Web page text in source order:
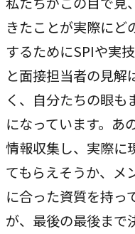
きたことが実際にど
するためにSPIや実
と面接担当者の見解
く、自分たちの眼も
になっています。あ
情報収集し、実際に
てもらえそうか、メ
に合った資質を持っ
が、最後の最後まで